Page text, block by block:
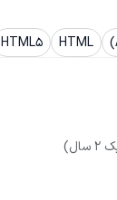
HTML
HTML5